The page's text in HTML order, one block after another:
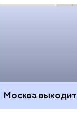
Москва